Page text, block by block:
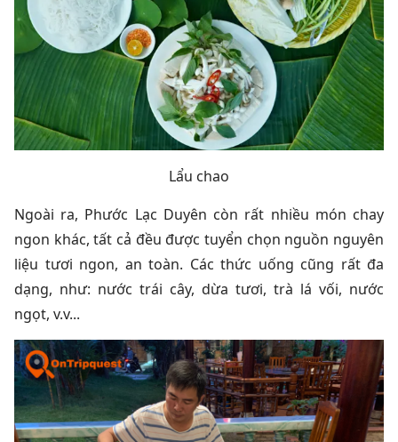
Lẩu chao
Ngoài ra, Phước Lạc Duyên còn rất nhiều món chay
ngon khác, tất cả đều được tuyển chọn nguồn nguyên
liệu tươi ngon, an toàn. Các thức uống cũng rất đa
dạng, như: nước trái cây, dừa tươi, trà lá vối, nước
ngọt, v.v...